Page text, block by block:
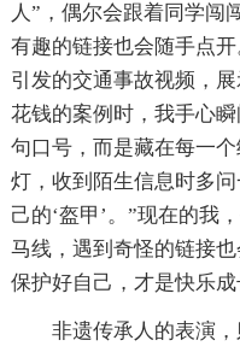
人”，偶尔会跟着同学闯
有趣的链接也会随手点
引发的交通事故视频，
花钱的案例时，我手心
句口号，而是藏在每一
灯，收到陌生信息时多
己的‘盔甲’。”现在的我
马线，遇到奇怪的链接
保护好自己，才是快乐成
非遗传承人的表演，